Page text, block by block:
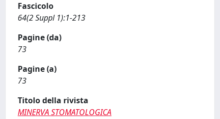
Fascicolo
64(2 Suppl 1):1-213
Pagine (da)
73
Pagine (a)
73
Titolo della rivista
MINERVA STOMATOLOGICA